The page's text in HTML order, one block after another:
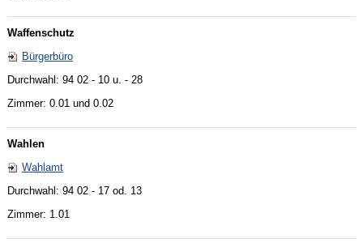
Waffenschutz
Bürgerbüro
Durchwahl: 94 02 - 10 u. - 28
Zimmer: 0.01 und 0.02
Wahlen
Wahlamt
Durchwahl: 94 02 - 17 od. 13
Zimmer: 1.01